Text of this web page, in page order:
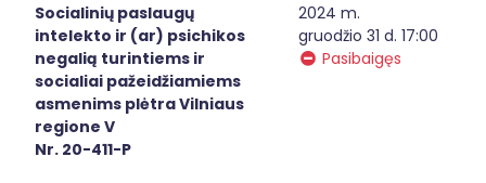
Socialinių paslaugų
intelekto ir (ar) psichikos
negalią turintiems ir
socialiai pažeidžiamiems
asmenims plėtra Vilniaus
regione V
Nr. 20-411-P
2024 m.
gruodžio 31 d. 17:00
Pasibaigęs